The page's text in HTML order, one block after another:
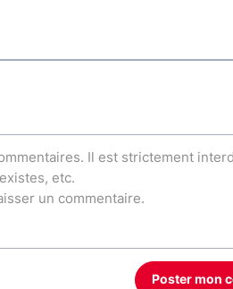
Poster mon